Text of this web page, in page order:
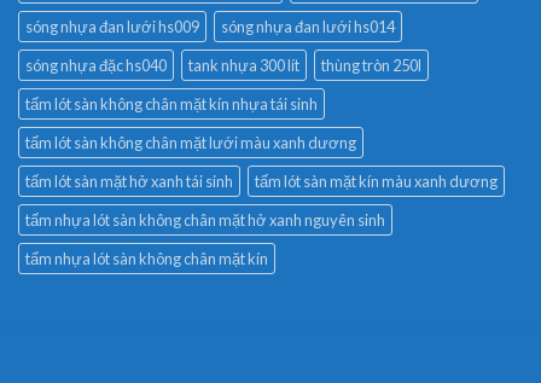
sóng nhựa đan lưới hs009
sóng nhựa đan lưới hs014
sóng nhựa đặc hs040
tank nhựa 300 lít
thùng tròn 250l
tấm lót sàn không chân mặt kín nhựa tái sinh
tấm lót sàn không chân mặt lưới màu xanh dương
tấm lót sàn mặt hở xanh tái sinh
tấm lót sàn mặt kín màu xanh dương
tấm nhựa lót sàn không chân mặt hở xanh nguyên sinh
tấm nhựa lót sàn không chân mặt kín